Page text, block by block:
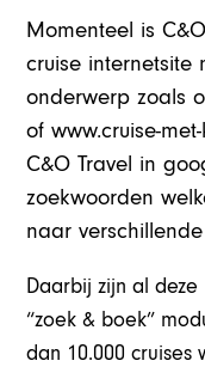
Momenteel is
cruise internetsite
onderwerp zoals
of www.cruise-
C&O Travel in
zoekwoorden
naar
Daarbij zijn al deze
“zoek & boek”
dan 10.000